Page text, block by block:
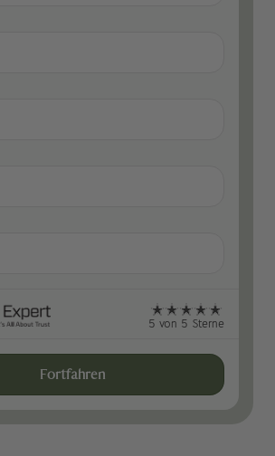
5 von 5 Sterne
Fortfahren